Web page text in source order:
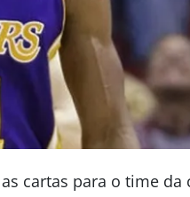
cartas para o time da